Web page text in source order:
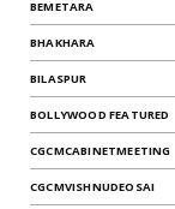
BEMETARA
BHAKHARA
BILASPUR
BOLLYWOOD FEATURED
CGCMCABINETMEETING
CGCMVISHNUDEOSAI